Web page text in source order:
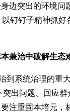
边突出的环境
钉钉子精神抓
兼治中破解生态
系统治理的
出问题、回应
注重固本培元，